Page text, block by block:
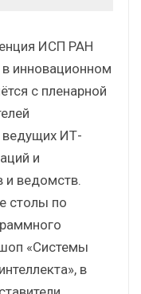
ИСП РАН
инновационном
с пленарной
ведущих ИТ-
и
и ведомств.
столы по
«Системы
в